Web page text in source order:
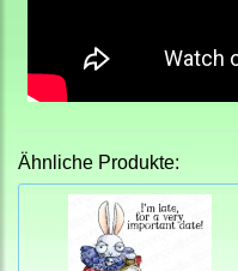
Ähnliche Produkte: